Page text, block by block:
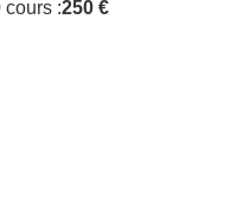
cours :250 €